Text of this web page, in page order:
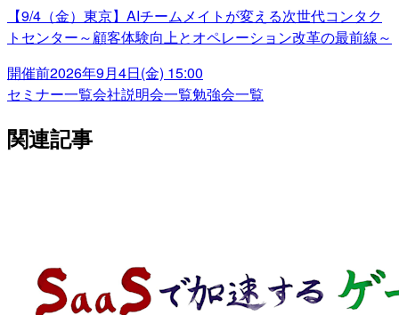
【9/4（金）東京】AIチームメイトが変える次世代コンタク
トセンター～顧客体験向上とオペレーション改革の最前線～
開催前2026年9月4日(金) 15:00
セミナー一覧会社説明会一覧勉強会一覧
関連記事